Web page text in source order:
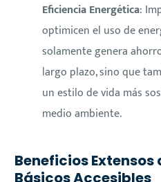
Eficiencia Energética:
optimicen el uso de
solamente genera
largo plazo, sino que
un estilo de vida más
medio ambiente.
Beneficios Extensos
Básicos Accesibles